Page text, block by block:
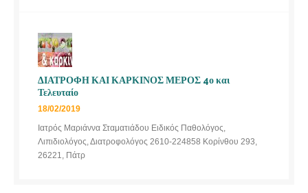
ΔΙΑΤΡΟΦΗ ΚΑΙ ΚΑΡΚΙΝΟΣ ΜΕΡΟΣ 4ο και
Τελευταίο
18/02/2019
Ιατρός Μαριάννα Σταματιάδου Ειδικός Παθολόγος,
Λιπιδιολόγος, Διατροφολόγος 2610-224858 Κορίνθου 293,
26221, Πάτρ